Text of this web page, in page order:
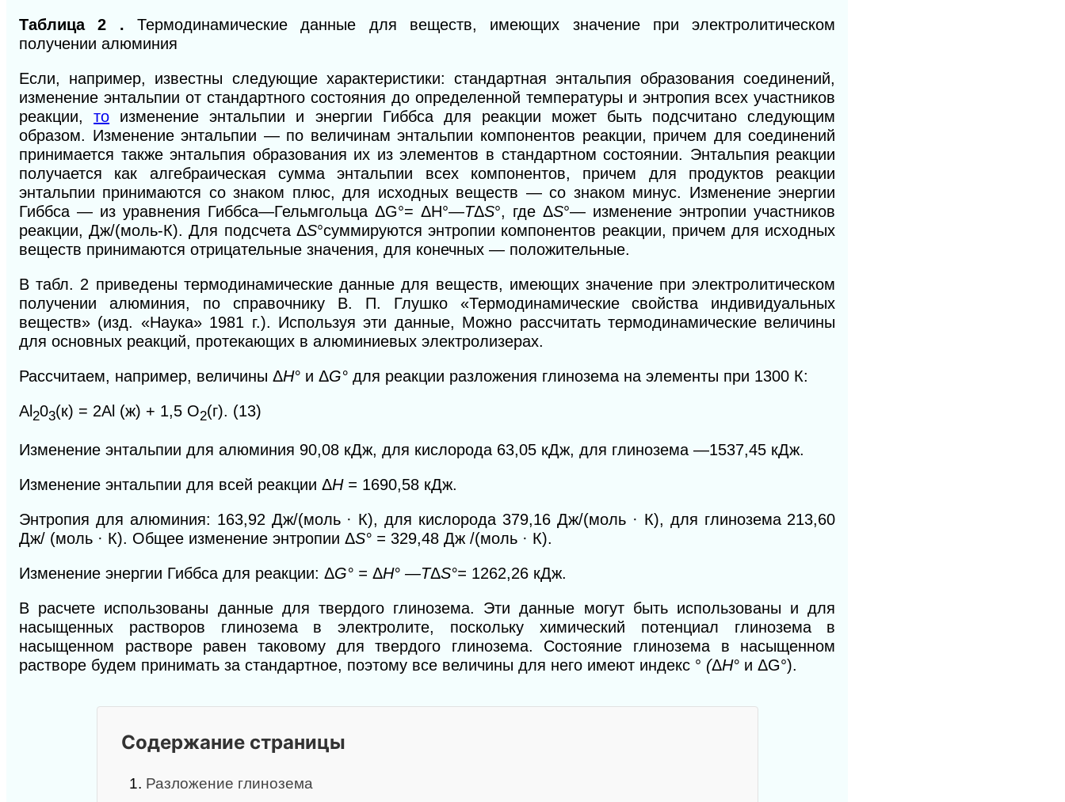
Таблица 2 . Термодинамические данные для веществ, имеющих значение при электролитическом
получении алюминия
Если, например, известны следующие характеристики: стандартная энтальпия образования соединений,
изменение энтальпии от стандартного состояния до определенной температуры и энтропия всех участников
реакции,то изменение энтальпии и энергии Гиббса для реакции может быть подсчитано следующим
образом. Изменение энтальпии — по величинам энтальпии компонентов реакции, причем для соединений
принимается также энтальпия образования их из элементов в стандартном состоянии. Энтальпия реакции
получается как алгебраическая сумма энтальпии всех компонентов, причем для продуктов реакции
энтальпии принимаются со знаком плюс, для исходных веществ — со знаком минус. Изменение энергии
Гиббса — из уравнения Гиббса—Гельмгольца ΔG°= ΔH°—TΔS°, где ΔS°— изменение энтропии участников
реакции, Дж/(моль-К). Для подсчета ΔS°суммируются энтропии компонентов реакции, причем для исходных
веществ принимаются отрицательные значения, для конечных — положительные.
В табл. 2 приведены термодинамические данные для веществ, имеющих значение при электролитическом
получении алюминия, по справочнику В. П. Глушко «Термодинамические свойства индивидуальных
веществ» (изд. «Наука» 1981 г.). Используя эти данные, Можно рассчитать термодинамические величины
для основных реакций, протекающих в алюминиевых электролизерах.
Рассчитаем, например, величины ΔН° и ΔG° для реакции разложения глинозема на элементы при 1300 К:
Аl 203(к) = 2Аl (ж) + 1,5 O2(г). (13)
Изменение энтальпии для алюминия 90,08 кДж, для кислорода 63,05 кДж, для глинозема —1537,45 кДж.
Изменение энтальпии для всей реакции ΔН = 1690,58 кДж.
Энтропия для алюминия: 163,92 Дж/(моль · К), для кислорода 379,16 Дж/(моль · К), для глинозема 213,60
Дж/ (моль · К). Общее изменение энтропии ΔS° = 329,48 Дж /(моль · К).
Изменение энергии Гиббса для реакции: ΔG° = ΔH° —TΔS°= 1262,26 кДж.
В расчете использованы данные для твердого глинозема. Эти данные могут быть использованы и для
насыщенных растворов глинозема в электролите, поскольку химический потенциал глинозема в
насыщенном растворе равен таковому для твердого глинозема. Состояние глинозема в насыщенном
растворе будем принимать за стандартное, поэтому все величины для него имеют индекс ° (ΔН° и ΔG°).
Содержание страницы
1. Разложение глинозема